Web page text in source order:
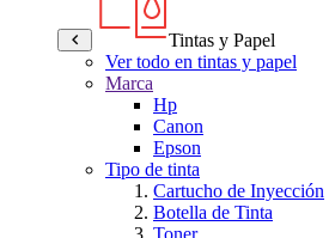
Tintas y Papel
Ver todo en tintas y papel
Marca
Hp
Canon
Epson
Tipo de tinta
Cartucho de Inyección
Botella de Tinta
Toner